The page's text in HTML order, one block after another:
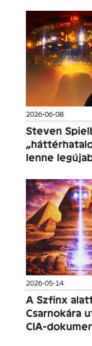
2026-06-08
Steven
lenne
2026-05-14
A Szfinx
Csarnokára
CIA-